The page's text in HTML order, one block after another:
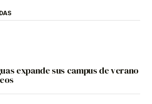
expande sus campus de verano